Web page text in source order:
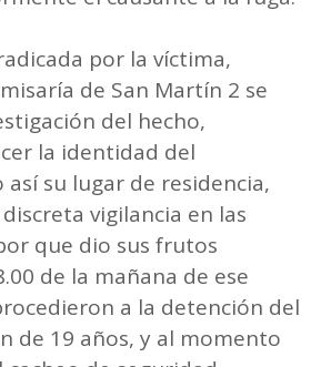
por la víctima,
de San Martín 2 se
del hecho,
la identidad del
así su lugar de residencia,
vigilancia en las
que dio sus frutos
de la mañana de ese
a la detención del
de 19 años, y al momento